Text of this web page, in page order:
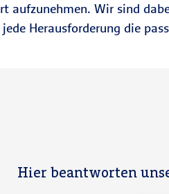
aufzunehmen. Wir sind
Herausforderung die
Hier beantworten